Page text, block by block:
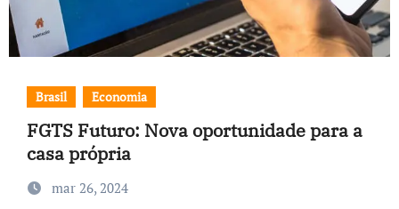
Brasil Economia
FGTS Futuro: Nova oportunidade para a
casa própria
mar 26, 2024